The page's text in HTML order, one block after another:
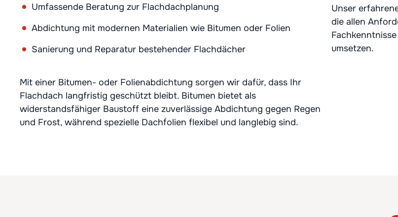
Umfassende Beratung zur Flachdachplanung
Abdichtung mit modernen Materialien wie Bitumen oder Folien
Sanierung und Reparatur bestehender Flachdächer
Mit einer Bitumen- oder Folienabdichtung sorgen wir dafür, dass Ihr
Flachdach langfristig geschützt bleibt. Bitumen bietet als
widerstandsfähiger Baustoff eine zuverlässige Abdichtung gegen Regen
und Frost, während spezielle Dachfolien flexibel und langlebig sind.
Unser
die allen
umsetzen.